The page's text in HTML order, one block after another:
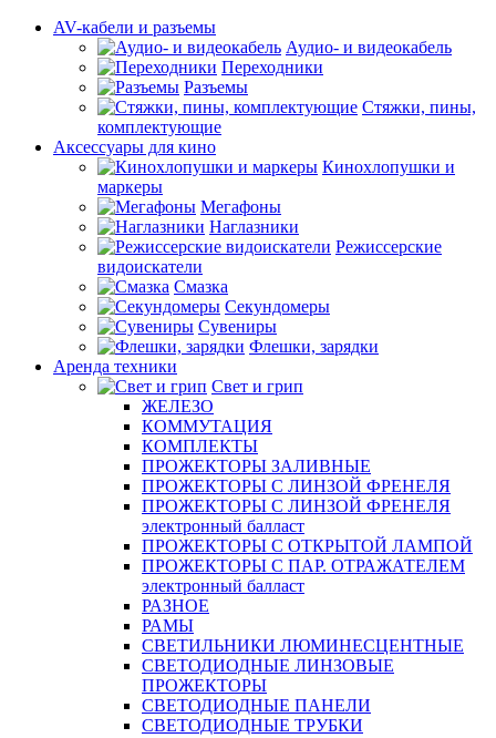
AV-кабели и разъемы
Аудио- и видеокабель
Переходники
Разъемы
Стяжки, пины,
комплектующие
Аксессуары для кино
Кинохлопушки и
маркеры
Мегафоны
Наглазники
Режиссерские
видоискатели
Смазка
Секундомеры
Сувениры
Флешки, зарядки
Аренда техники
Свет и грип
ЖЕЛЕЗО
КОММУТАЦИЯ
КОМПЛЕКТЫ
ПРОЖЕКТОРЫ ЗАЛИВНЫЕ
ПРОЖЕКТОРЫ С ЛИНЗОЙ ФРЕНЕЛЯ
ПРОЖЕКТОРЫ С ЛИНЗОЙ ФРЕНЕЛЯ
электронный балласт
ПРОЖЕКТОРЫ С ОТКРЫТОЙ ЛАМПОЙ
ПРОЖЕКТОРЫ С ПАР. ОТРАЖАТЕЛЕМ
электронный балласт
РАЗНОЕ
РАМЫ
СВЕТИЛЬНИКИ ЛЮМИНЕСЦЕНТНЫЕ
СВЕТОДИОДНЫЕ ЛИНЗОВЫЕ
ПРОЖЕКТОРЫ
СВЕТОДИОДНЫЕ ПАНЕЛИ
СВЕТОДИОДНЫЕ ТРУБКИ